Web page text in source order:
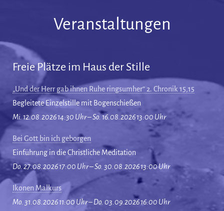
Veranstaltungen
Freie Plätze im Haus der Stille
„Und der Herr gab ihnen Ruhe ringsumher“ 2. Chronik 15,15
Begleitete Einzelstille mit Bogenschießen
Mi. 12.08.2026 14:30 Uhr – So. 16.08.2026 13:00 Uhr
Bei Gott bin ich geborgen
Einführung in die Christliche Meditation
Do. 27.08.2026 17:00 Uhr – So. 30.08.2026 13:00 Uhr
Ikonen Malkurs
Mo. 31.08.2026 11:00 Uhr – Do. 03.09.2026 16:00 Uhr